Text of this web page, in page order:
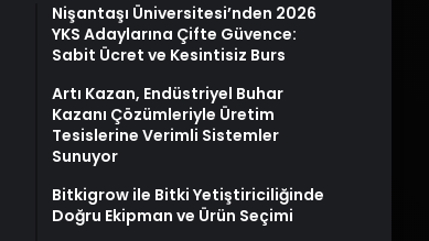
Nişantaşı Üniversitesi’nden 2026
YKS Adaylarına Çifte Güvence:
Sabit Ücret ve Kesintisiz Burs
Artı Kazan, Endüstriyel Buhar
Kazanı Çözümleriyle Üretim
Tesislerine Verimli Sistemler
Sunuyor
Bitkigrow ile Bitki Yetiştiriciliğinde
Doğru Ekipman ve Ürün Seçimi